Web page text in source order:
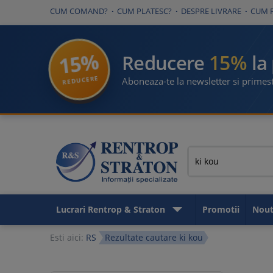
CUM COMAND? CUM PLATESC? DESPRE LIVRARE CUM
15%
REDUCERE
Reducere 15%
Aboneaza-te la newsletter si
Lucrari Rentrop & Straton Promotii
Esti aici: RS Rezultate cautare ki kou